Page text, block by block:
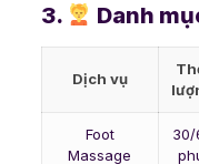
3. Danh
Dịch vụ
Foot
Massage
30/